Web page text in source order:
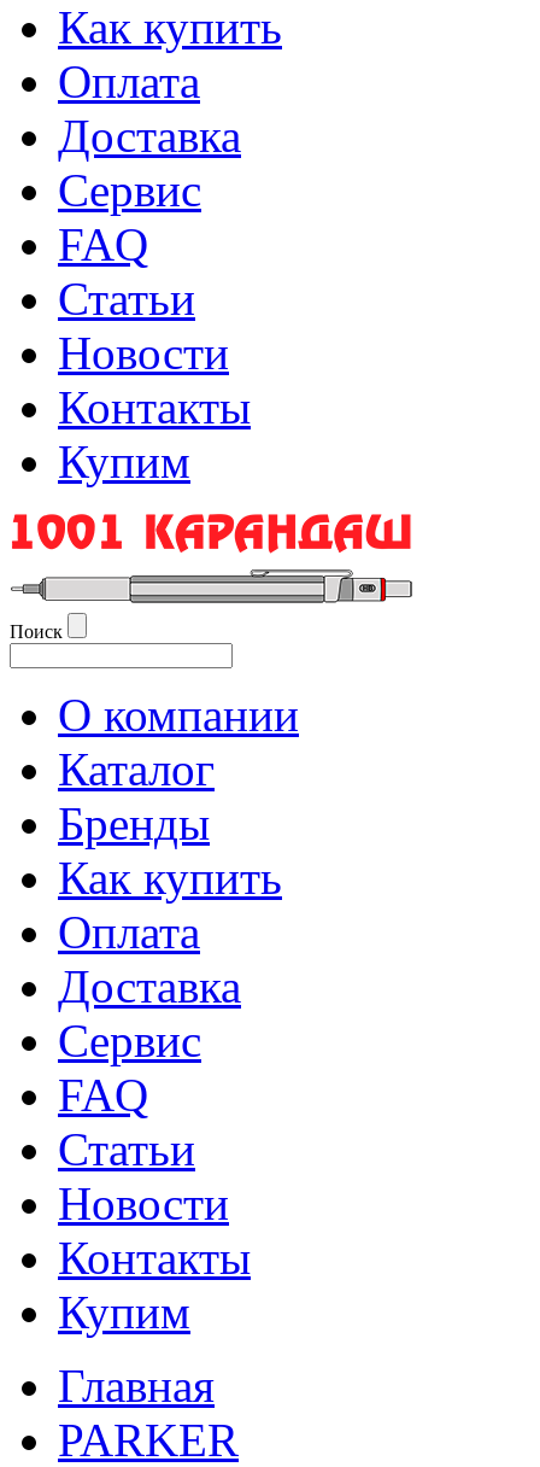
Как купить
Оплата
Доставка
Сервис
FAQ
Статьи
Новости
Контакты
Купим
Поиск
О компании
Каталог
Бренды
Как купить
Оплата
Доставка
Сервис
FAQ
Статьи
Новости
Контакты
Купим
Главная
PARKER